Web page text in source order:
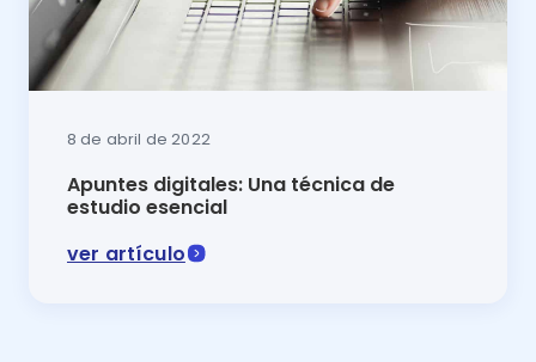
8 de abril de 2022
Apuntes digitales: Una técnica de
estudio esencial
ver artículo